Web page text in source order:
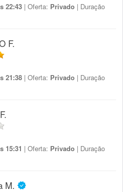
22:43 | Oferta: Privado | Duração
F.
21:38 | Oferta: Privado | Duração
15:31 | Oferta: Privado | Duração
M.